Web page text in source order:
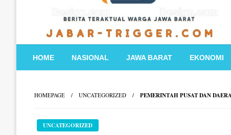
HOME NASIONAL JAWA BARAT EKONOMI
HOMEPAGE UNCATEGORIZED PEMERINTAH PUSAT DAN
UNCATEGORIZED